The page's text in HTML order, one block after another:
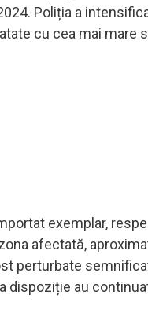
Poliția a
cu cea mai mare
exemplar,
afectată,
perturbate
dispoziție au